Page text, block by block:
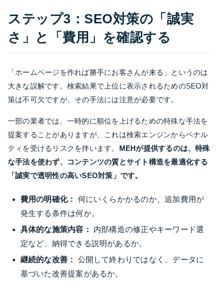
ステップ3：SEO対策の「誠実
さ」と「費用」を確認する
「ホームページを作れば勝手にお客さんが来る」というのは
大きな誤解です。検索結果で上位に表示されるためのSEO対
策は不可欠ですが、その手法には注意が必要です。
一部の業者では、一時的に順位を上げるための特殊な手法を
提案することがありますが、これは検索エンジンからペナル
ティを受けるリスクを伴います。 MEHが提供するのは、特殊
な手法を使わず、コンテンツの質とサイト構造を最適化する
「誠実で透明性の高いSEO対策」です。
費用の明確化：
何にいくらかかるのか、追加費用が
発生する条件は何か。
具体的な施策内容：
内部構造の修正やキーワード選
定など、納得できる説明があるか。
継続的な改善：
公開して終わりではなく、データに
基づいた改善提案があるか。